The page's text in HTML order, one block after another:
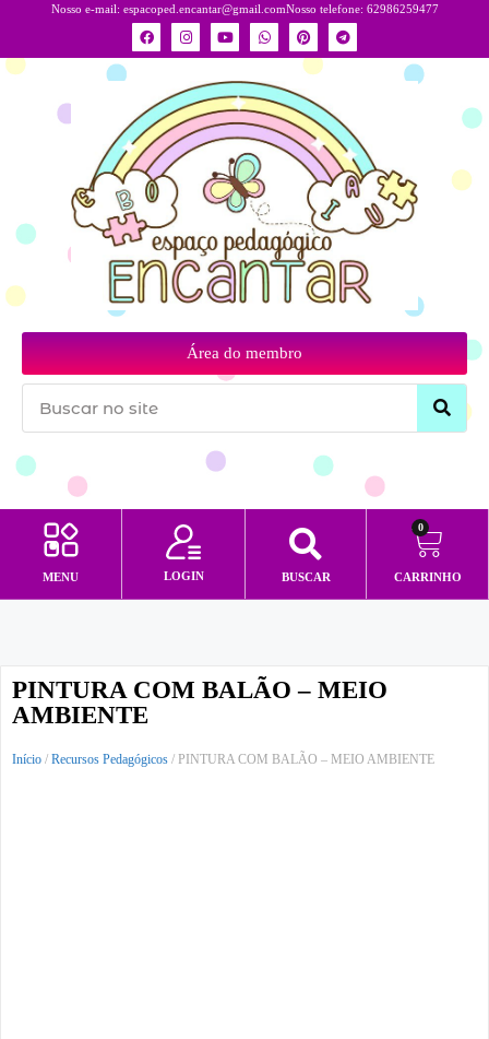
Nosso e-mail: espacoped.encantar@gmail.comNosso telefone: 62986259477
Área do membro
MENU LOGIN BUSCAR
0
CARRINHO
PINTURA COM BALÃO – MEIO
AMBIENTE
Início / Recursos Pedagógicos / PINTURA COM BALÃO – MEIO AMBIENTE